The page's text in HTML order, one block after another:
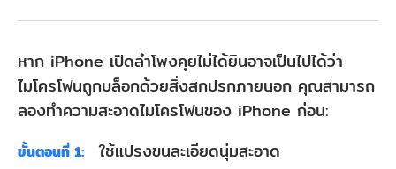
หาก iPhone เปิดลําโพงคุยไม่ได้ยินอาจเป็นไปได้ว่า
ไมโครโฟนถูกบล็อกด้วยสิ่งสกปรกภายนอก คุณสามารถ
ลองทำความสะอาดไมโครโฟนของ iPhone ก่อน:
ขั้นตอนที่ 1: ใช้แปรงขนละเอียดนุ่มสะอาด